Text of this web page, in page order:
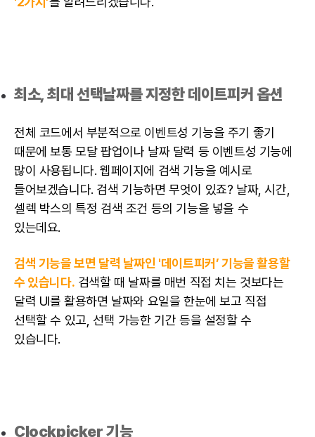
최소, 최대 선택날짜를 지정한 데이트피커 옵션
전체 코드에서 부분적으로 이벤트성 기능을 주기 좋기
때문에 보통 모달 팝업이나 날짜 달력 등 이벤트성 기능에
많이 사용됩니다. 웹페이지에 검색 기능을 예시로
들어보겠습니다. 검색 기능하면 무엇이 있죠? 날짜, 시간,
셀렉 박스의 특정 검색 조건 등의 기능을 넣을 수
있는데요.
검색 기능을 보면 달력 날짜인 '데이트피커’ 기능을 활용할
수 있습니다. 검색할 때 날짜를 매번 직접 치는 것보다는
달력 UI를 활용하면 날짜와 요일을 한눈에 보고 직접
선택할 수 있고, 선택 가능한 기간 등을 설정할 수
있습니다.
Clockpicker 기능